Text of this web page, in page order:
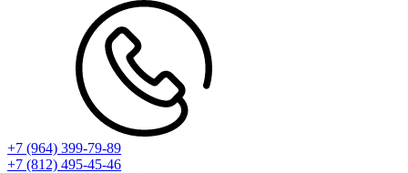
+7 (964) 399-79-89
+7 (812) 495-45-46